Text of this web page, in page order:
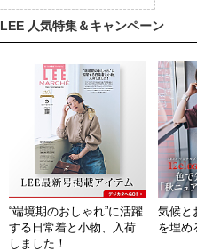
LEE 人気特集＆キャンペーン
“端境期のおしゃれ”に活躍
する日常着と小物、入荷
しました！
気候と
を埋め